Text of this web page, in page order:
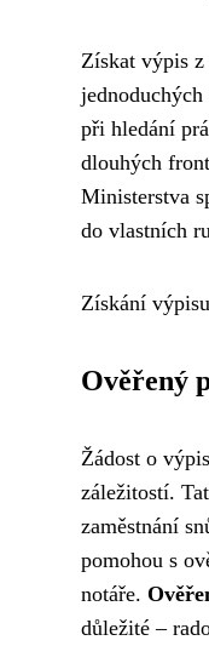
Získat výpis z
jednoduchých
při hledání
dlouhých
Ministerstva
do vlastních
Získání
Ověřený
Žádost o
záležitostí.
zaměstnání
pomohou s
notáře.
důležité –